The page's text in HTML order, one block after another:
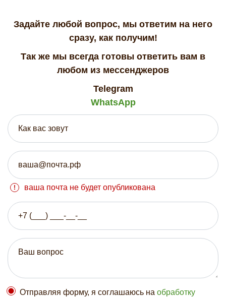
Задайте любой вопрос, мы ответим на него
сразу, как получим!
Так же мы всегда готовы ответить вам в
любом из мессенджеров
Telegram
WhatsApp
ваша почта не будет опубликована
Отправляя форму, я соглашаюсь на обработку